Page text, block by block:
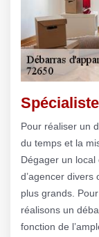
Pour réaliser un
du temps et la
Dégager un local
d’agencer
plus grands.
réalisons un
fonction de